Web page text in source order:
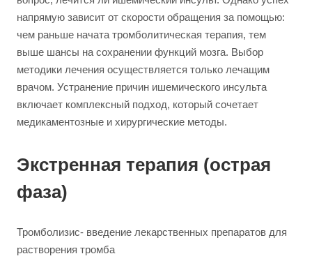
напрямую зависит от скорости обращения за помощью:
чем раньше начата тромболитическая терапия, тем
выше шансы на сохранении функций мозга. Выбор
методики лечения осуществляется только лечащим
врачом. Устранение причин ишемического инсульта
включает комплексный подход, который сочетает
медикаментозные и хирургические методы.
Экстренная терапия (острая
фаза)
Тромболизис- введение лекарственных препаратов для
растворения тромба